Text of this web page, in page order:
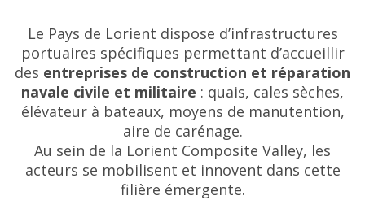
Le Pays de Lorient dispose d’infrastructures
portuaires spécifiques permettant d’accueillir
des entreprises de construction et réparation
navale civile et militaire : quais, cales sèches,
élévateur à bateaux, moyens de manutention,
aire de carénage.
Au sein de la Lorient Composite Valley, les
acteurs se mobilisent et innovent dans cette
filière émergente.